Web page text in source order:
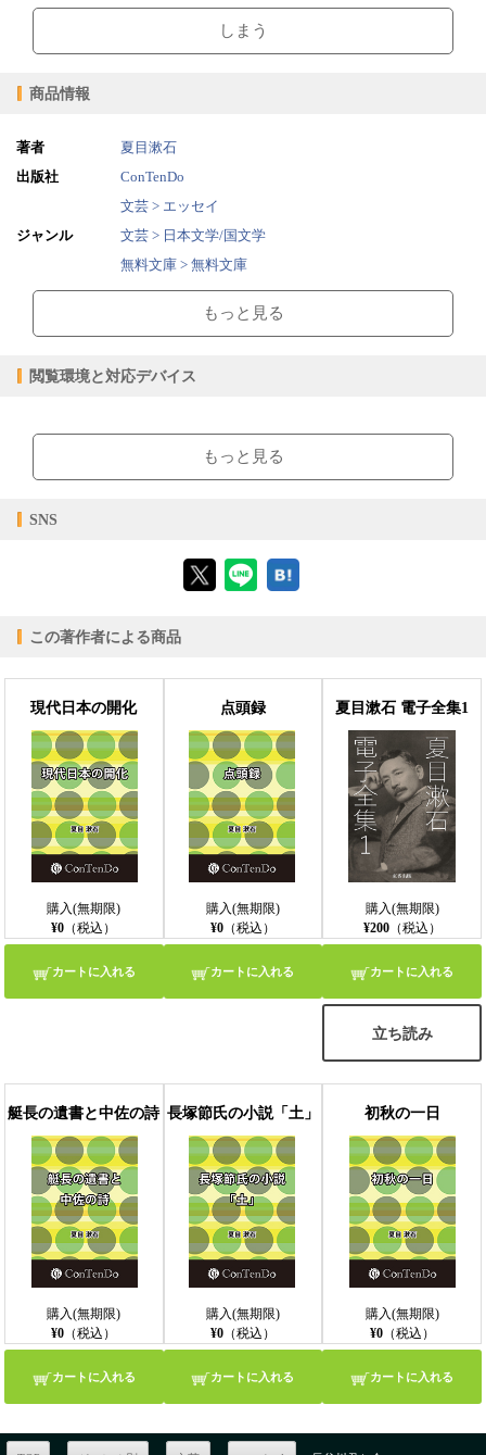
しまう
商品情報
著者
夏目漱石
出版社
ConTenDo
ジャンル
文芸 > エッセイ
文芸 > 日本文学/国文学
無料文庫 > 無料文庫
販売開始日
2015/02/01
【販売形態】
もっと見る
閲覧環境と対応デバイス
ブラウザビューア・PC版ConTenDoビューア・モバイルビューア
【対応デバイス】
【PC版ConTenDoビューア】
【モバイルビューア】
もっと見る
SNS
この著作者による商品
現代日本の開化
購入(無期限)
¥0 （税込）
カートに入れる
点頭録
購入(無期限)
¥0（税込）
カートに入れる
夏目漱石 電子全集1
購入(無期限)
¥200（税込）
カートに入れる
立ち読み
艇長の遺書と中佐の詩
購入(無期限)
¥0 （税込）
カートに入れる
長塚節氏の小説「土」
購入(無期限)
¥0（税込）
カートに入れる
初秋の一日
購入(無期限)
¥0（税込）
カートに入れる